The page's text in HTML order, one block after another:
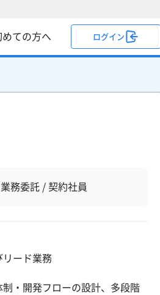
めての方へ ログイン
業務委託 / 契約社員
リード業務
・開発フローの設計、多段階